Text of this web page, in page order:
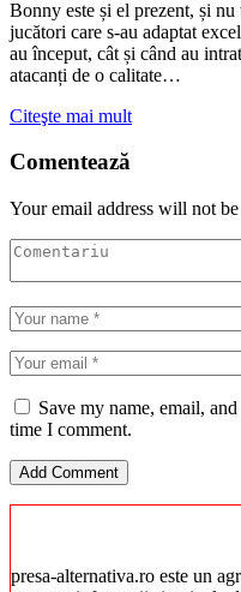
Bonny este și el prezent, și
jucători care s-au adaptat
au început, cât și când au
atacanți de o calitate…
Citeşte mai mult
Comentează
Your email address will not
Save my name, email,
time I comment.
presa-alternativa.ro este un